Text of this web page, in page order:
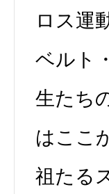
ロス運
ベルト
生たち
はここ
祖たる